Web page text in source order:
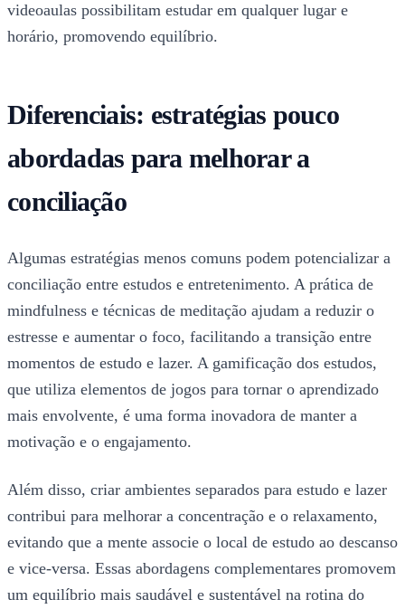
videoaulas possibilitam estudar em qualquer lugar e
horário, promovendo equilíbrio.
Diferenciais: estratégias pouco
abordadas para melhorar a
conciliação
Algumas estratégias menos comuns podem potencializar a
conciliação entre estudos e entretenimento. A prática de
mindfulness e técnicas de meditação ajudam a reduzir o
estresse e aumentar o foco, facilitando a transição entre
momentos de estudo e lazer. A gamificação dos estudos,
que utiliza elementos de jogos para tornar o aprendizado
mais envolvente, é uma forma inovadora de manter a
motivação e o engajamento.
Além disso, criar ambientes separados para estudo e lazer
contribui para melhorar a concentração e o relaxamento,
evitando que a mente associe o local de estudo ao descanso
e vice-versa. Essas abordagens complementares promovem
um equilíbrio mais saudável e sustentável na rotina do